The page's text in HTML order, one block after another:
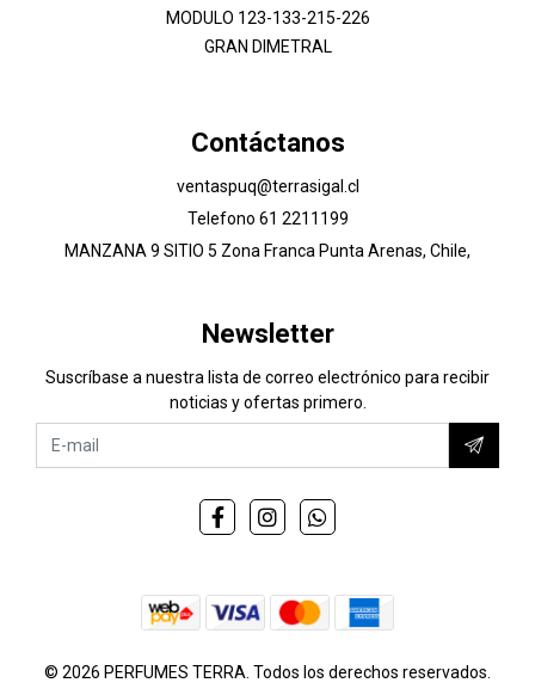
MODULO 123-133-215-226
GRAN DIMETRAL
Contáctanos
ventaspuq@terrasigal.cl
Telefono 61 2211199
MANZANA 9 SITIO 5 Zona Franca Punta Arenas, Chile,
Newsletter
Suscríbase a nuestra lista de correo electrónico para recibir
noticias y ofertas primero.
© 2026 PERFUMES TERRA. Todos los derechos reservados.